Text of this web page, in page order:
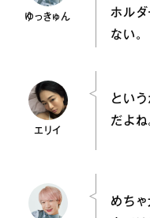
ゆっきゅん
ホル
ない。
エリイ
とい
だよね
めち